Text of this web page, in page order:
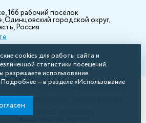
166 рабочий посёлок
Одинцовский городской округ,
Россия
Политика конфиденциальности
Использование файлов cookies
персональных данных
cookies для работы сайта и
статистики посещений.
разрешаете использование
— в разделе «Использование